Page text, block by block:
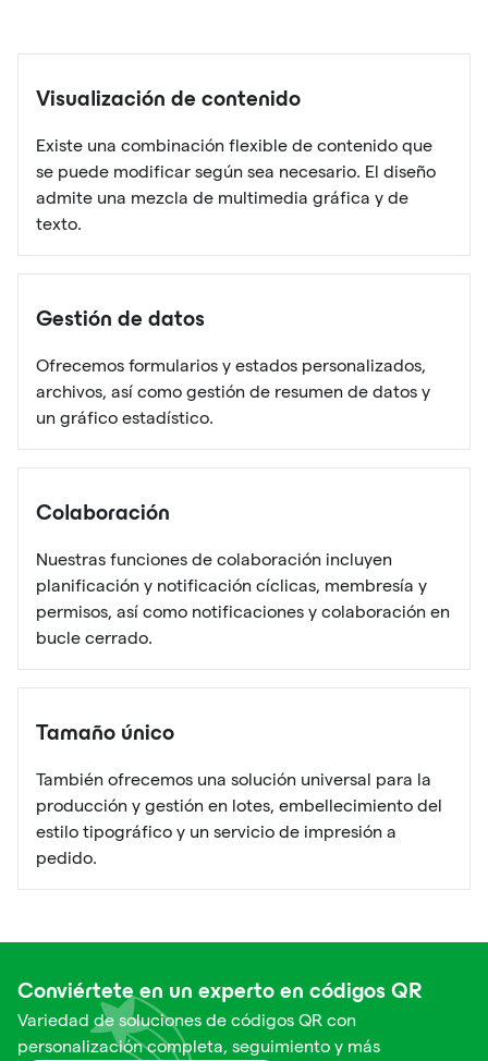
Visualización de contenido
Existe una combinación flexible de contenido que
se puede modificar según sea necesario. El diseño
admite una mezcla de multimedia gráfica y de
texto.
Gestión de datos
Ofrecemos formularios y estados personalizados,
archivos, así como gestión de resumen de datos y
un gráfico estadístico.
Colaboración
Nuestras funciones de colaboración incluyen
planificación y notificación cíclicas, membresía y
permisos, así como notificaciones y colaboración en
bucle cerrado.
Tamaño único
También ofrecemos una solución universal para la
producción y gestión en lotes, embellecimiento del
estilo tipográfico y un servicio de impresión a
pedido.
Conviértete en un experto en códigos QR
Variedad de soluciones de códigos QR con
personalización completa, seguimiento y más